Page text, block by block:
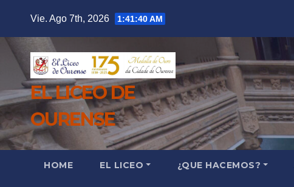
contenido
Vie. Ago 7th, 2026 1:41:42 AM
EL LICEO DE
OURENSE
HOME EL LICEO ¿QUE HACEMOS?